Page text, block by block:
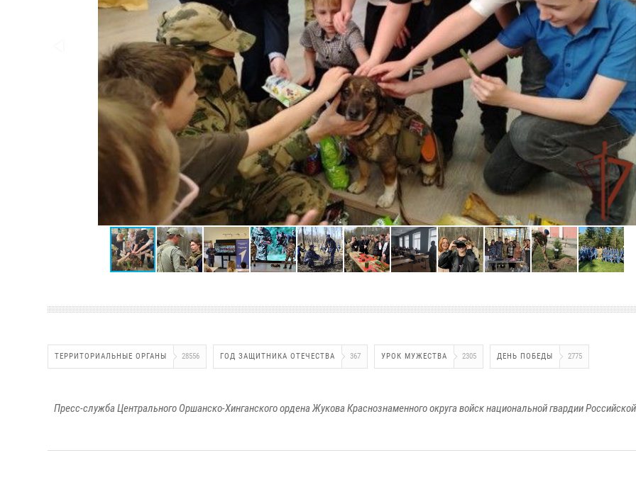
ТЕРРИТОРИАЛЬНЫЕ ОРГАНЫ 28556 ГОД ЗАЩИТНИКА ОТЕЧЕСТВА 367 УРОК МУЖЕСТВА 2305 ДЕНЬ ПОБЕДЫ 2775
Пресс-служба Центрального Оршанско-Хинганского ордена Жукова Краснознаменного округа войск национальной гвардии